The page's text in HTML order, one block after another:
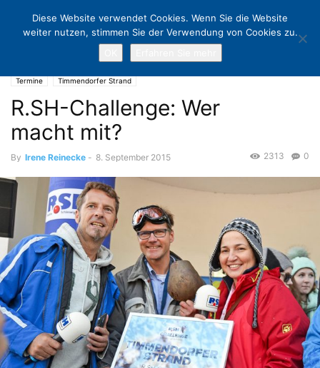
Termine Timmendorfer Strand
R.SH-Challenge: Wer
macht mit?
By Irene Reinecke - 8. September 2015 0
2313
Diese Website verwendet Cookies. Wenn Sie die Website
weiter nutzen, stimmen Sie der Verwendung von Cookies zu.